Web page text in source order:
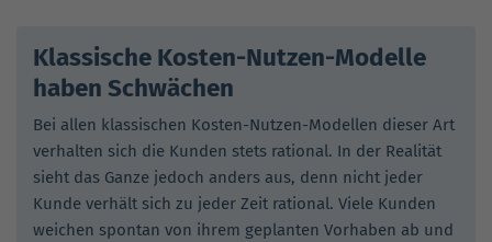
Klassische Kosten-Nutzen-Modelle
haben Schwächen
Bei allen klassischen Kosten-Nutzen-Modellen dieser Art
verhalten sich die Kunden stets rational. In der Realität
sieht das Ganze jedoch anders aus, denn nicht jeder
Kunde verhält sich zu jeder Zeit rational. Viele Kunden
weichen spontan von ihrem geplanten Vorhaben ab und